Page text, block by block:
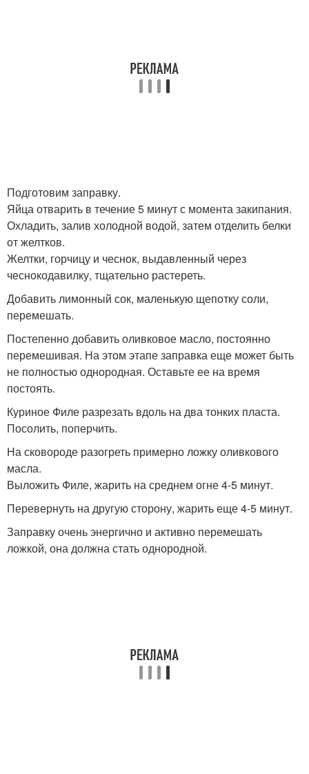
Подготовим заправку.
Яйца отварить в течение 5 минут с момента закипания.
Охладить, залив холодной водой, затем отделить белки
от желтков.
Желтки, горчицу и чеснок, выдавленный через
чеснокодавилку, тщательно растереть.
Добавить лимонный сок, маленькую щепотку соли,
перемешать.
Постепенно добавить оливковое масло, постоянно
перемешивая. На этом этапе заправка еще может быть
не полностью однородная. Оставьте ее на время
постоять.
Куриное Филе разрезать вдоль на два тонких пласта.
Посолить, поперчить.
На сковороде разогреть примерно ложку оливкового
масла.
Выложить Филе, жарить на среднем огне 4-5 минут.
Перевернуть на другую сторону, жарить еще 4-5 минут.
Заправку очень энергично и активно перемешать
ложкой, она должна стать однородной.